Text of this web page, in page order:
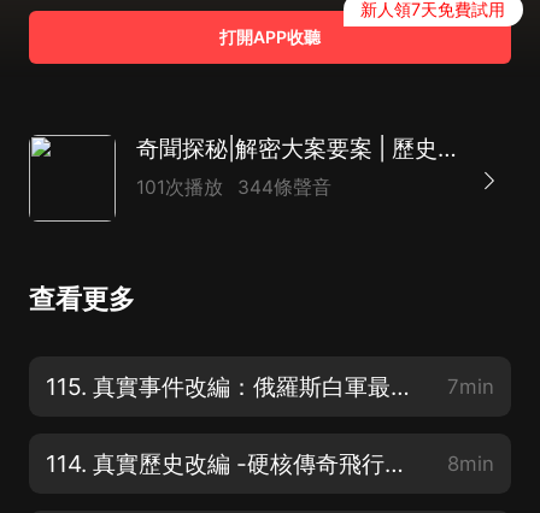
打開APP收聽
新人領7天免費試用
奇聞探秘|解密大案要案 | 歷史真實事件未解之謎
101次播放 344條聲音
查看更多
115. 真實事件改編：俄羅斯白軍最高領導人弄丟1000噸黃金，被秘密處決 7min
114. 真實歷史改編 -硬核傳奇飛行員偷飛機越獄，一波三折，驚心動魄！ 8min